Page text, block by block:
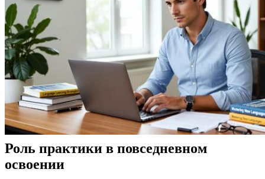
Роль практики в повседневном
освоении